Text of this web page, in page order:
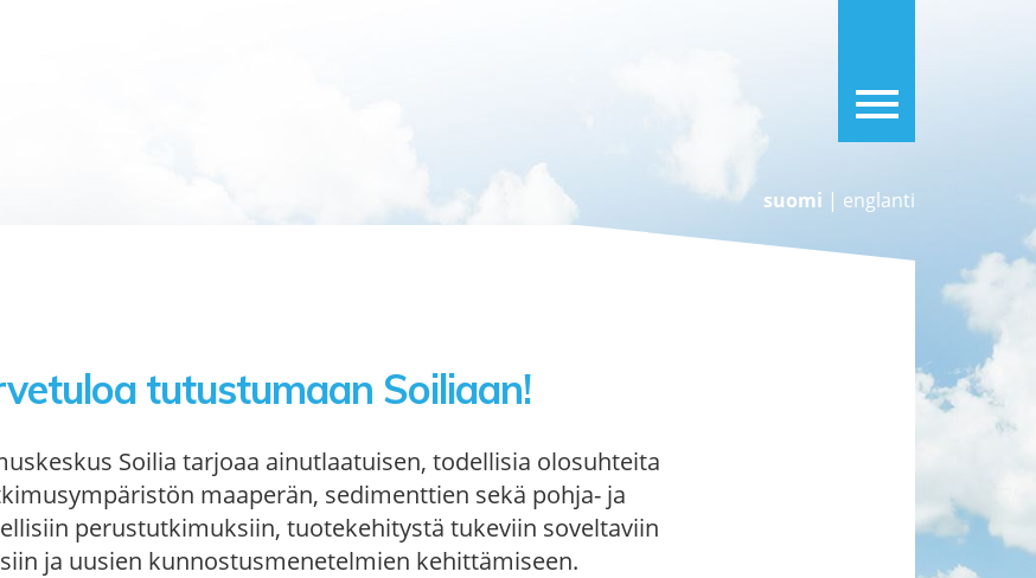
menu
suomi | englanti
tutustumaan Soiliaan!
Soilia tarjoaa ainutlaatuisen, todellisia olosuhteita
maaperän, sedimenttien sekä pohja- ja
perustutkimuksiin, tuotekehitystä tukeviin soveltaviin
ja uusien kunnostusmenetelmien kehittämiseen.